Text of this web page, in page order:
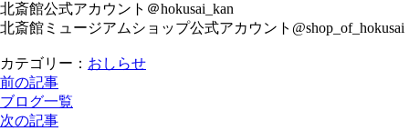
北斎館公式アカウント＠hokusai_kan
北斎館ミュージアムショップ公式アカウント@shop_of_hokusai
カテゴリー： おしらせ
前の記事
ブログ一覧
次の記事